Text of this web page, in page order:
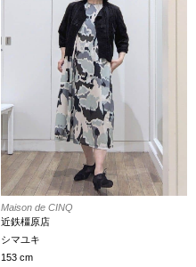
Maison de CINQ
近鉄橿原店
シマユキ
153 cm